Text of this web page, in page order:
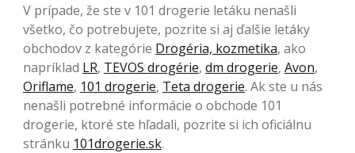
V prípade, že ste v 101 drogerie letáku nenašli
všetko, čo potrebujete, pozrite si aj ďalšie letáky
obchodov z kategórie Drogéria, kozmetika, ako
napríklad LR, TEVOS drogérie, dm drogerie, Avon,
Oriflame, 101 drogerie, Teta drogerie. Ak ste u nás
nenašli potrebné informácie o obchode 101
drogerie, ktoré ste hľadali, pozrite si ich oficiálnu
stránku 101drogerie.sk.